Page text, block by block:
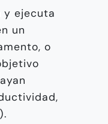
y ejecuta
un
o